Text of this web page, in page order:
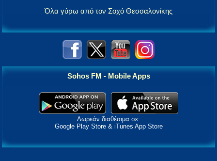
Όλα γύρω από τον Σοχό Θεσσαλονίκης
Sohos FM - Mobile Apps
Δωρεάν διαθέσιμα σε:
Google Play Store & iTunes App Store